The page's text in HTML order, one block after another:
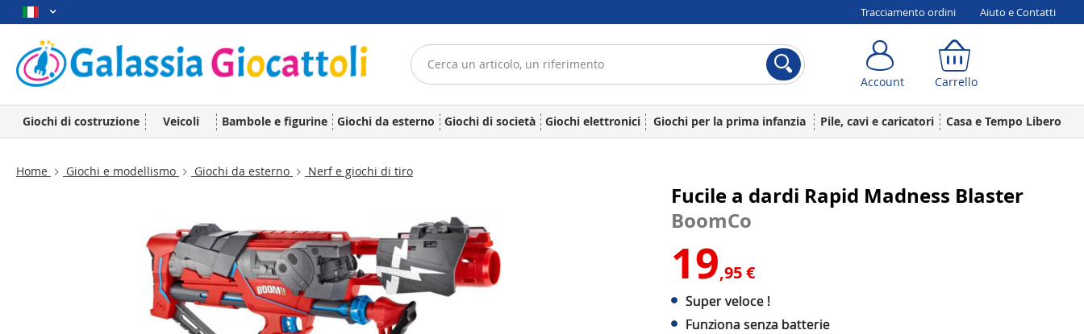
Tracciamento ordini Aiuto e Contatti
Account Carrello
Giochi di costruzione Veicoli Bambole e figurine Giochi da esterno Giochi di società Giochi elettronici Giochi per la prima infanzia Pile, cavi e caricatori Casa e Tempo Libero
Home Giochi e modellismo Giochi da esterno Nerf e giochi di tiro
Fucile a dardi Rapid Madness Blaster
BoomCo
19,95 €
Super veloce !
Funziona senza batterie
Account Carrello